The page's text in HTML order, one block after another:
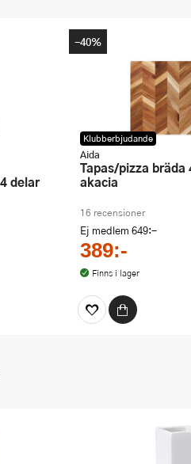
Klubberbjudande
Aida
Tapas/pizza bräda 48x35 cm
akacia
16 recensioner
Ej medlem 649:-
389:-
Finns i lager
-40%